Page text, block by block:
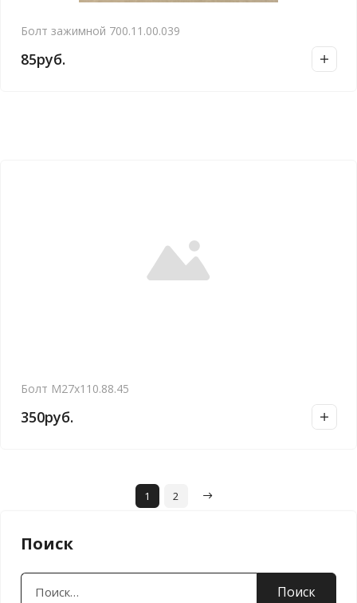
Болт зажимной 700.11.00.039
85руб.
Болт М27х110.88.45
350руб.
1 2
Поиск
Найти: